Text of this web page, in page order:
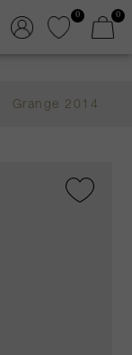
0 0
Grange 2014